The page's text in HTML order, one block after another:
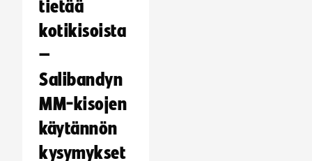
tietää
kotikisoista
–
Salibandyn
MM-kisojen
käytännön
kysymykset